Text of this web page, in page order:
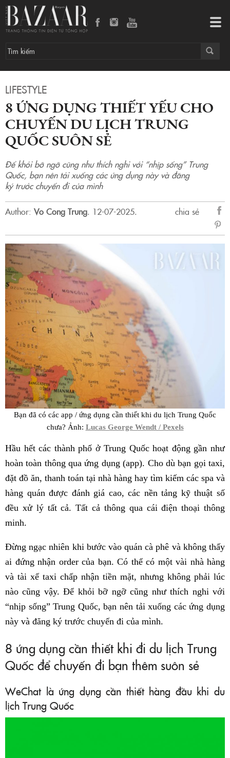
LIFESTYLE
8 ỨNG DỤNG THIẾT YẾU CHO
CHUYẾN DU LỊCH TRUNG
QUỐC SUÔN SẺ
Để khỏi bỡ ngỡ cũng như thích nghi với “nhịp sống” Trung
Quốc, bạn nên tải xuống các ứng dụng này và đăng
ký trước chuyến đi của mình
Author: Vo Cong Trung. 12-07-2025.
chia sẻ
sẻ
Bạn đã có các app / ứng dụng cần thiết khi du lịch Trung Quốc
chưa? Ảnh: Lucas George Wendt / Pexels
Hầu hết các thành phố ở Trung Quốc hoạt động gần như
hoàn toàn thông qua ứng dụng (app). Cho dù bạn gọi taxi,
đặt đồ ăn, thanh toán tại nhà hàng hay tìm kiếm các spa và
hàng quán được đánh giá cao, các nền tảng kỹ thuật số
đều xử lý tất cả. Tất cả thông qua cái điện thoại thông
minh.
Đừng ngạc nhiên khi bước vào quán cà phê và không thấy
ai đứng nhận order của bạn. Có thể có một vài nhà hàng
và tài xế taxi chấp nhận tiền mặt, nhưng không phải lúc
nào cũng vậy. Để khỏi bỡ ngỡ cũng như thích nghi với
“nhịp sống” Trung Quốc, bạn nên tải xuống các ứng dụng
này và đăng ký trước chuyến đi của mình.
8 ứng dụng cần thiết khi đi du lịch Trung
Quốc để chuyến đi bạn thêm suôn sẻ
WeChat là ứng dụng cần thiết hàng đầu khi du
lịch Trung Quốc